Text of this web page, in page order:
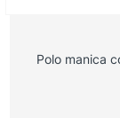
Polo manica